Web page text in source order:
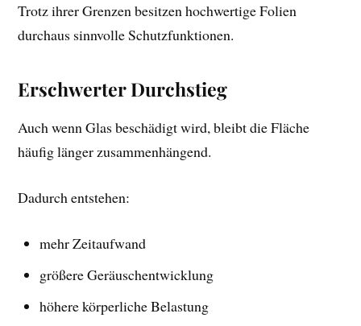
Trotz ihrer Grenzen besitzen hochwertige Folien
durchaus sinnvolle Schutzfunktionen.
Erschwerter Durchstieg
Auch wenn Glas beschädigt wird, bleibt die Fläche
häufig länger zusammenhängend.
Dadurch entstehen:
mehr Zeitaufwand
größere Geräuschentwicklung
höhere körperliche Belastung